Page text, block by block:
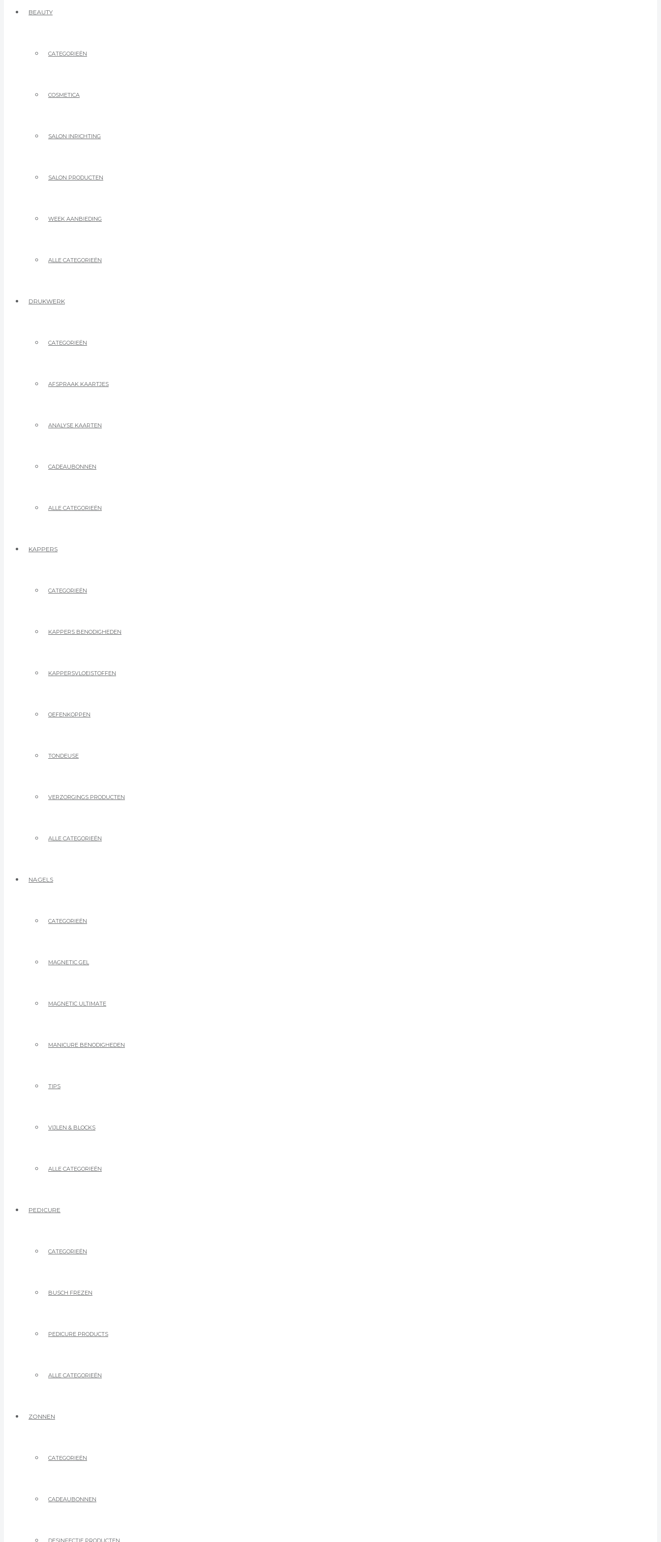
BEAUTY
CATEGORIEËN
COSMETICA
SALON INRICHTING
SALON PRODUCTEN
WEEK AANBIEDING
ALLE CATEGORIEËN
DRUKWERK
CATEGORIEËN
AFSPRAAK KAARTJES
ANALYSE KAARTEN
CADEAUBONNEN
ALLE CATEGORIEËN
KAPPERS
CATEGORIEËN
KAPPERS BENODIGHEDEN
KAPPERSVLOEISTOFFEN
OEFENKOPPEN
TONDEUSE
VERZORGINGS PRODUCTEN
ALLE CATEGORIEËN
NAGELS
CATEGORIEËN
MAGNETIC GEL
MAGNETIC ULTIMATE
MANICURE BENODIGHEDEN
TIPS
VIJLEN & BLOCKS
ALLE CATEGORIEËN
PEDICURE
CATEGORIEËN
BUSCH FREZEN
PEDICURE PRODUCTS
ALLE CATEGORIEËN
ZONNEN
CATEGORIEËN
CADEAUBONNEN
DESINFECTIE PRODUCTEN